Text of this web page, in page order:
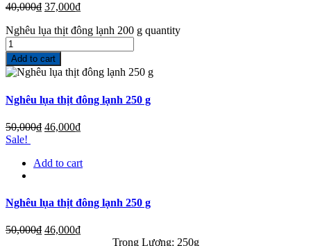
40,000₫ 37,000₫
Nghêu lụa thịt đông lạnh 200 g quantity
Add to cart
Nghêu lụa thịt đông lạnh 250 g
50,000₫ 46,000₫
Sale!
Add to cart
Nghêu lụa thịt đông lạnh 250 g
50,000₫ 46,000₫
Trọng Lượng: 250g